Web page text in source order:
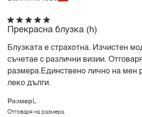
Размер L
Отговаря на размера
Прекрасна блузка (h)
Блузката е страхотна. Изчистен
съчетае с различни визии.
размера.Единствено лично на мен
леко дълги.